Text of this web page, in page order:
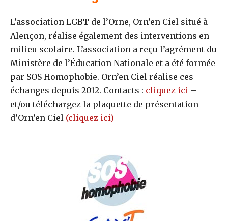
L’association LGBT de l’Orne, Orn’en Ciel situé à
Alençon, réalise également des interventions en
milieu scolaire. L’association a reçu l’agrément du
Ministère de l’Éducation Nationale et a été formée
par SOS Homophobie. Orn’en Ciel réalise ces
échanges depuis 2012. Contacts : cliquez ici –
et/ou téléchargez la plaquette de présentation
d’Orn’en Ciel (cliquez ici)